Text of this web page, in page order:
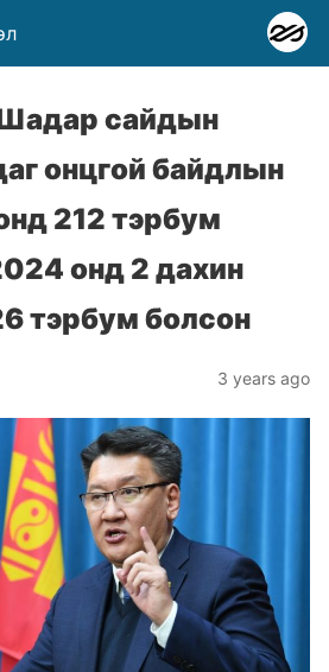
сайдын
онцгой байдлын
212 тэрбум
онд 2 дахин
тэрбум болсон
3 years ago